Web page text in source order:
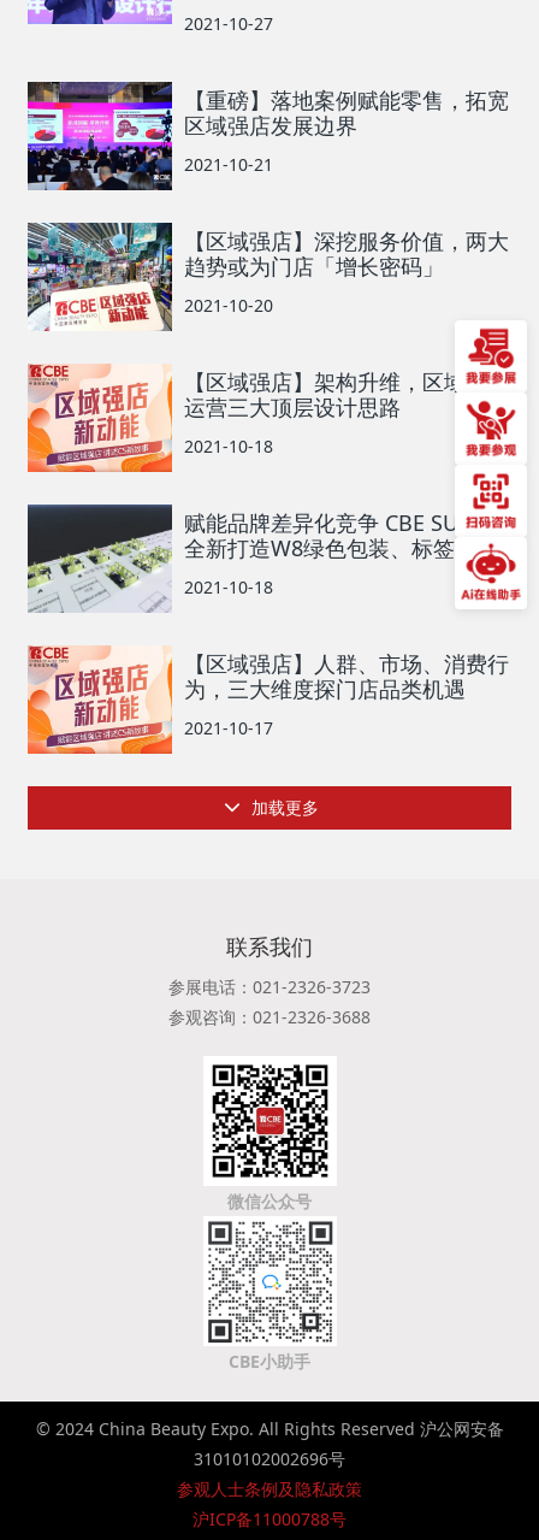
2021-10-27
【重磅】落地案例赋能零售，拓宽
区域强店发展边界
2021-10-21
【区域强店】深挖服务价值，两大
趋势或为门店「增长密码」
2021-10-20
【区域强店】架构升维，区域强店
运营三大顶层设计思路
2021-10-18
赋能品牌差异化竞争 CBE SUPPLY
全新打造W8绿色包装、标签馆
2021-10-18
【区域强店】人群、市场、消费行
为，三大维度探门店品类机遇
2021-10-17
加载更多
联系我们
参展电话：021-2326-3723
参观咨询：021-2326-3688
微信公众号
CBE小助手
© 2024 China Beauty Expo. All Rights Reserved 沪公网安备
31010102002696号
参观人士条例及隐私政策
沪ICP备11000788号